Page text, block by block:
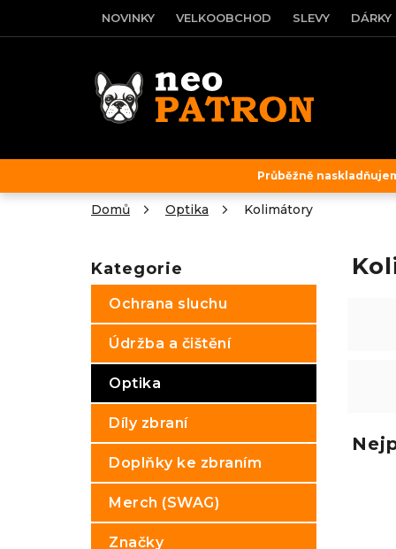
obsah
Průběžně
NOVINKY VELKOOBCHOD SLEVY DÁRKY
Domů Optika Kolimátory
Přeskočit
kategorie
Kategorie
Ochrana sluchu
Údržba a čištění
Optika
Díly zbraní
Doplňky ke zbraním
Merch (SWAG)
Značky